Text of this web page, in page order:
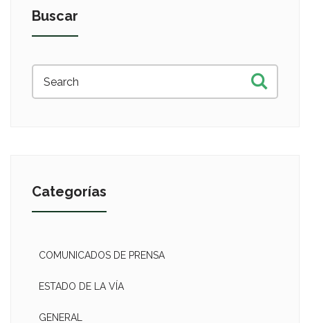
Buscar
Categorías
COMUNICADOS DE PRENSA
ESTADO DE LA VÍA
GENERAL